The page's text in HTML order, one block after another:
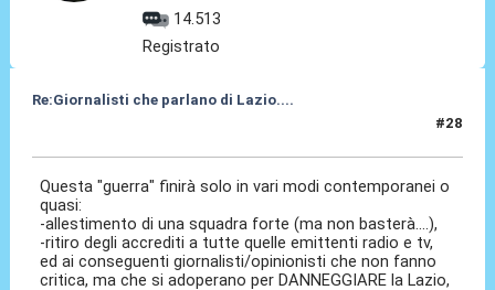
14.513
Registrato
Re:Giornalisti che parlano di Lazio....
#28
Questa "guerra" finirà solo in vari modi contemporanei o
quasi:
-allestimento di una squadra forte (ma non basterà....),
-ritiro degli accrediti a tutte quelle emittenti radio e tv,
ed ai conseguenti giornalisti/opinionisti che non fanno
critica, ma che si adoperano per DANNEGGIARE la Lazio,